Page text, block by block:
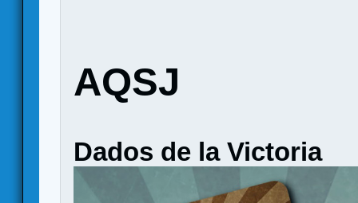
AQSJ
Dados de la Victoria